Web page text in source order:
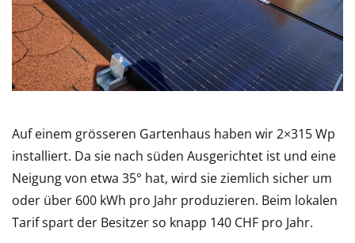
Auf einem grösseren Gartenhaus haben wir 2×315 Wp
installiert. Da sie nach süden Ausgerichtet ist und eine
Neigung von etwa 35° hat, wird sie ziemlich sicher um
oder über 600 kWh pro Jahr produzieren. Beim lokalen
Tarif spart der Besitzer so knapp 140 CHF pro Jahr.